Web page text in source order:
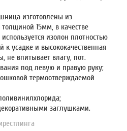
изготовлены из
15мм, в качестве
изолон плотностью
к усадке и высококачественная
не впитывает влагу, пот.
под левую и правую руку;
термоотверждаемой
заглушками.